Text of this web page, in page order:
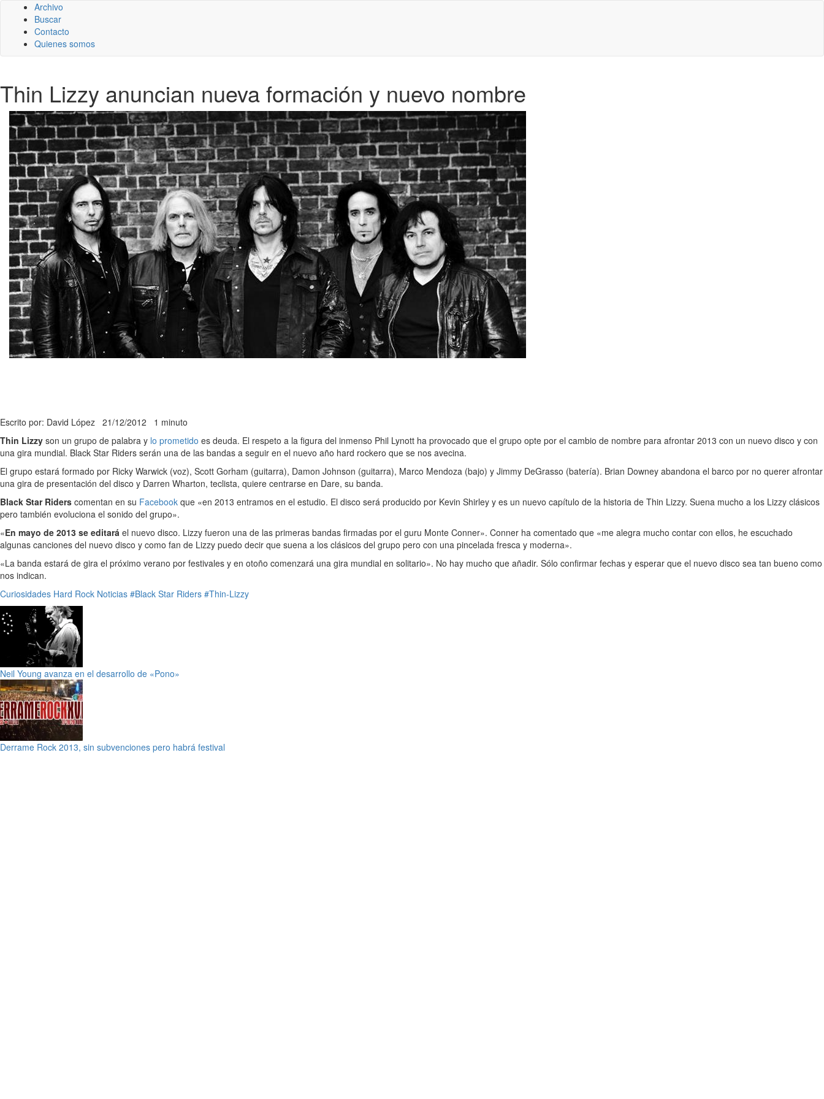
Archivo
Buscar
Contacto
Quienes somos
Thin Lizzy anuncian nueva formación y nuevo nombre
Escrito por: David López 21/12/2012 1 minuto
Thin Lizzy son un grupo de palabra y lo prometido es deuda. El respeto a la figura del inmenso Phil Lynott ha provocado que el grupo opte por el cambio de nombre para afrontar 2013 con un nuevo disco y con
una gira mundial. Black Star Riders serán una de las bandas a seguir en el nuevo año hard rockero que se nos avecina.
El grupo estará formado por Ricky Warwick (voz), Scott Gorham (guitarra), Damon Johnson (guitarra), Marco Mendoza (bajo) y Jimmy DeGrasso (batería). Brian Downey abandona el barco por no querer afrontar
una gira de presentación del disco y Darren Wharton, teclista, quiere centrarse en Dare, su banda.
Black Star Riders comentan en su Facebook que «en 2013 entramos en el estudio. El disco será producido por Kevin Shirley y es un nuevo capítulo de la historia de Thin Lizzy. Suena mucho a los Lizzy clásicos
pero también evoluciona el sonido del grupo».
«En mayo de 2013 se editará el nuevo disco. Lizzy fueron una de las primeras bandas firmadas por el guru Monte Conner». Conner ha comentado que «me alegra mucho contar con ellos, he escuchado
algunas canciones del nuevo disco y como fan de Lizzy puedo decir que suena a los clásicos del grupo pero con una pincelada fresca y moderna».
«La banda estará de gira el próximo verano por festivales y en otoño comenzará una gira mundial en solitario». No hay mucho que añadir. Sólo confirmar fechas y esperar que el nuevo disco sea tan bueno como
nos indican.
Curiosidades Hard Rock Noticias #Black Star Riders #Thin-Lizzy
Neil Young avanza en el desarrollo de «Pono»
Derrame Rock 2013, sin subvenciones pero habrá festival